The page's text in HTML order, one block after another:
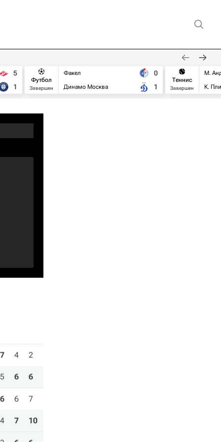
5
1
Футбол
Завершен
Факел
Динамо Москва
0
1
Теннис
Завершен
М.
К.
7 4 2
5 6 6
6 6 7
4 7 10